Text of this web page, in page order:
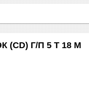
(CD) Г/П 5 Т 18 М